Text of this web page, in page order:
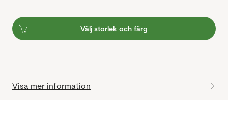
Välj storlek och färg
Visa mer information